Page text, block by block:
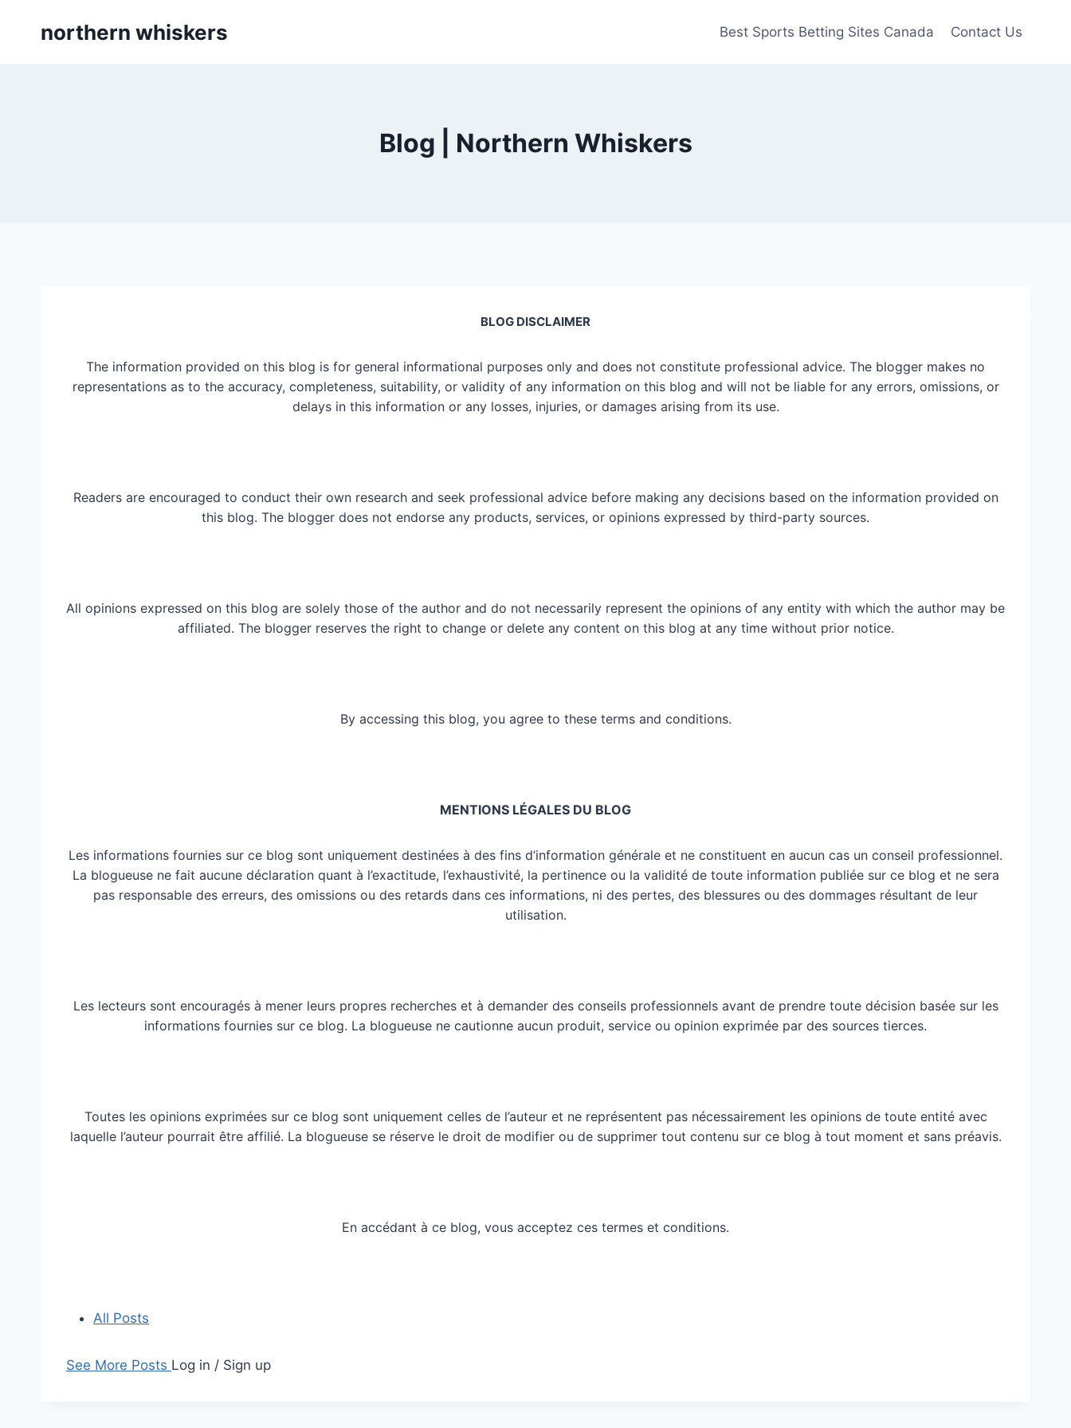
northern whiskers Best Sports Betting Sites Canada Contact Us
Blog | Northern Whiskers
BLOG DISCLAIMER
The information provided on this blog is for general informational purposes only and does not constitute professional advice. The blogger makes no
representations as to the accuracy, completeness, suitability, or validity of any information on this blog and will not be liable for any errors, omissions, or
delays in this information or any losses, injuries, or damages arising from its use.
Readers are encouraged to conduct their own research and seek professional advice before making any decisions based on the information provided on
this blog. The blogger does not endorse any products, services, or opinions expressed by third-party sources.
All opinions expressed on this blog are solely those of the author and do not necessarily represent the opinions of any entity with which the author may be
affiliated. The blogger reserves the right to change or delete any content on this blog at any time without prior notice.
By accessing this blog, you agree to these terms and conditions.
MENTIONS LÉGALES DU BLOG
Les informations fournies sur ce blog sont uniquement destinées à des fins d’information générale et ne constituent en aucun cas un conseil professionnel.
La blogueuse ne fait aucune déclaration quant à l’exactitude, l’exhaustivité, la pertinence ou la validité de toute information publiée sur ce blog et ne sera
pas responsable des erreurs, des omissions ou des retards dans ces informations, ni des pertes, des blessures ou des dommages résultant de leur
utilisation.
Les lecteurs sont encouragés à mener leurs propres recherches et à demander des conseils professionnels avant de prendre toute décision basée sur les
informations fournies sur ce blog. La blogueuse ne cautionne aucun produit, service ou opinion exprimée par des sources tierces.
Toutes les opinions exprimées sur ce blog sont uniquement celles de l’auteur et ne représentent pas nécessairement les opinions de toute entité avec
laquelle l’auteur pourrait être affilié. La blogueuse se réserve le droit de modifier ou de supprimer tout contenu sur ce blog à tout moment et sans préavis.
En accédant à ce blog, vous acceptez ces termes et conditions.
All Posts
See More Posts Log in / Sign up